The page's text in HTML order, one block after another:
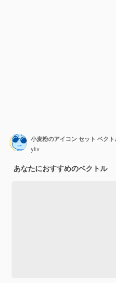
小麦粉のアイコン セット ベク
yliv
あなたにおすすめのベクトル